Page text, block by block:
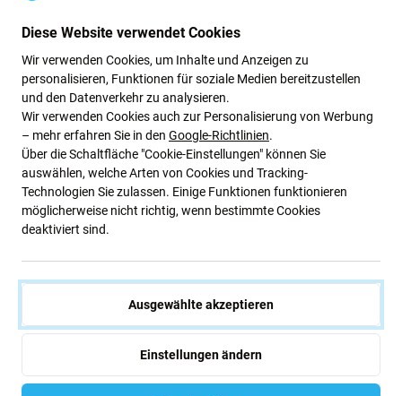
Grüne Ideen
Wir optimieren ständig unseren CO2-Fußabdruck, um
unseren Planeten zu schützen. Erfahren Sie mehr darüber,
wie wir unsere Prozesse anpassen, um unseren
Fußabdruck zu verringern.
Weiterlesen
Abonnieren Sie den regelmäßigen Newsletter über Rabatte und
Diese Website verwendet Cookies
Wir verwenden Cookies, um Inhalte und Anzeigen zu
personalisieren, Funktionen für soziale Medien bereitzustellen
und den Datenverkehr zu analysieren.
Wir verwenden Cookies auch zur Personalisierung von Werbung
– mehr erfahren Sie in den Google-Richtlinien.
Über die Schaltfläche "Cookie-Einstellungen" können Sie
auswählen, welche Arten von Cookies und Tracking-
Technologien Sie zulassen. Einige Funktionen funktionieren
möglicherweise nicht richtig, wenn bestimmte Cookies
deaktiviert sind.
Ausgewählte akzeptieren
Einstellungen ändern